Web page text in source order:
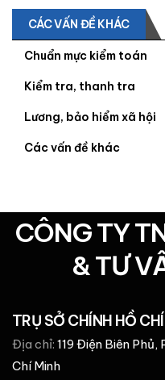
CÁC VẤN ĐỀ KHÁC
Chuẩn mực kiểm toán
Kiểm tra, thanh tra
Lương, bảo hiểm xã hội
Các vấn đề khác
CÔNG TY
& TƯ
TRỤ SỞ CHÍNH HỒ
Địa chỉ: 119 Điện Biên
Chí Minh